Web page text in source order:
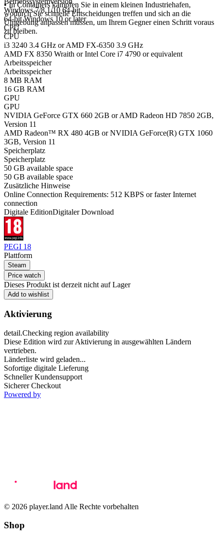
• In Containers kämpfen Sie in einem kleinen Industriehafen,
wodurch Sie schnelle Entscheidungen treffen und sich an die
Umgebung anpassen müssen, um Ihrem Gegner einen Schritt voraus
zu bleiben.
Windows 7/8.1/10 64-bit
64-bit Windows 10 or later
CPU
CPU
i3 3240 3.4 GHz or AMD FX-6350 3.9 GHz
AMD FX 8350 Wraith or Intel Core i7 4790 or equivalent
Arbeitsspeicher
Arbeitsspeicher
8 MB RAM
16 GB RAM
GPU
GPU
NVIDIA GeForce GTX 660 2GB or AMD Radeon HD 7850 2GB,
Version 11
AMD Radeon™ RX 480 4GB or NVIDIA GeForce(R) GTX 1060
3GB, Version 11
Speicherplatz
Speicherplatz
50 GB available space
50 GB available space
Zusätzliche Hinweise
Online Connection Requirements: 512 KBPS or faster Internet
connection
Digitale EditionDigitaler Download
PEGI 18
Plattform
Steam
Price watch
Dieses Produkt ist derzeit nicht auf Lager
Add to wishlist
Aktivierung
detail.Checking region availability
Diese Edition wird zur Aktivierung in ausgewählten Ländern
vertrieben.
Länderliste wird geladen...
Sofortige digitale Lieferung
Schneller Kundensupport
Sicherer Checkout
Powered by
© 2026 player.land Alle Rechte vorbehalten
Shop